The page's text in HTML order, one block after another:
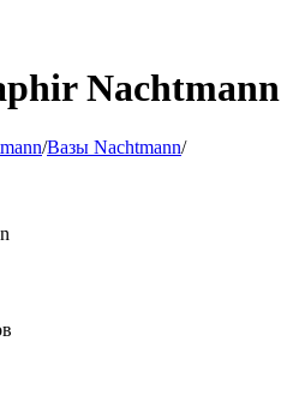
Nachtmann
/Вазы Nachtmann/